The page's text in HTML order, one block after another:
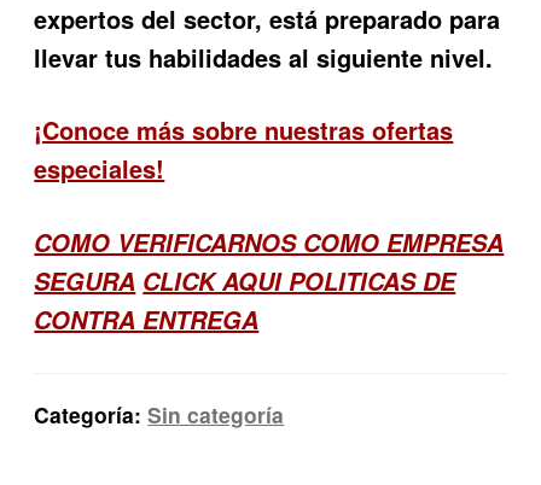
expertos del sector, está preparado para
llevar tus habilidades al siguiente nivel.
¡Conoce más sobre nuestras ofertas
especiales!
COMO VERIFICARNOS COMO EMPRESA
SEGURA CLICK AQUI POLITICAS DE
CONTRA ENTREGA
Categoría:Sin categoría